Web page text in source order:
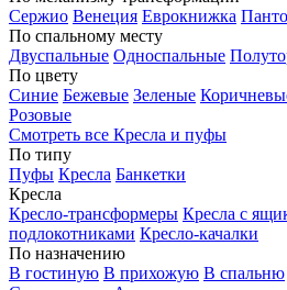
Сержио Венеция Еврокнижка
По спальному месту
Двуспальные Односпальные
По цвету
Синие Бежевые Зеленые
Розовые
Смотреть все Кресла и пуфы
По типу
Пуфы Кресла Банкетки
Кресла
Кресло-трансформеры Кресла с
подлокотниками Кресло-качалки
По назначению
В гостиную В прихожую В спальню